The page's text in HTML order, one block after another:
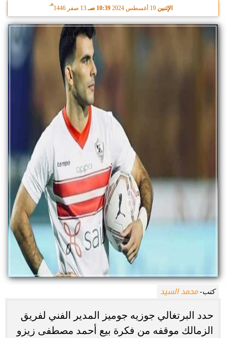
الإثنين 10:39 صـ 13 صفر 1446
هـ
كتب-محمد السيد
حدد البرتغالي جوزيه جوميز المدير الفني لفريق
الزمالك موقفه من فكرة بيع أحمد مصطفى زيزو